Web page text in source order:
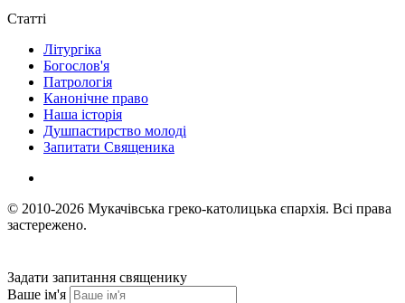
Статті
Літургіка
Богослов'я
Патрологія
Канонічне право
Наша історія
Душпастирство молоді
Запитати Священика
© 2010-2026 Мукачівська греко-католицька єпархія. Всі права
застережено.
Задати запитання священику
Ваше ім'я